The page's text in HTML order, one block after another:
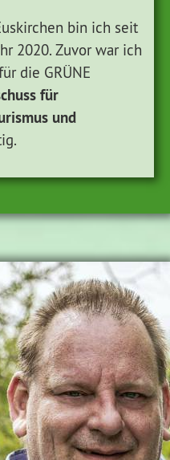
bin ich seit
2020. Zuvor war ich
die GRÜNE
für
und